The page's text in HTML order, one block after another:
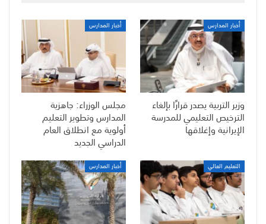
أخبار المدارس
وزير التربية يصدر قرارًا بإلغاء
الترخيص التعليمي للمدرسة
الإيرانية وإغلاقها
أخبار المدارس
مجلس الوزراء: جاهزية
المدارس وتطوير التعليم
أولوية مع انطلاق العام
الدراسي الجديد
التعليم العالي أخبار المدارس